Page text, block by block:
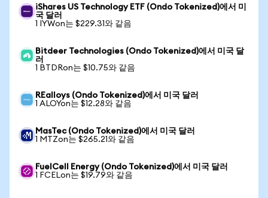
iShares US Technology ETF (Ondo Tokenized)에서 미
국 달러
1 IYWon는 $229.31와 같음
Bitdeer Technologies (Ondo Tokenized)에서 미국 달
러
1 BTDRon는 $10.75와 같음
REalloys (Ondo Tokenized)에서 미국 달러
1 ALOYon는 $12.28와 같음
MasTec (Ondo Tokenized)에서 미국 달러
1 MTZon는 $265.21와 같음
FuelCell Energy (Ondo Tokenized)에서 미국 달러
1 FCELon는 $19.79와 같음